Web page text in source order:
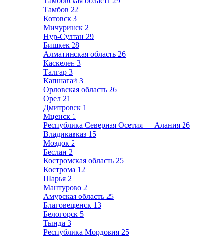
Тамбов 22
Котовск 3
Мичуринск 2
Нур-Султан 29
Бишкек 28
Алматинская область 26
Каскелен 3
Талгар 3
Капшагай 3
Орловская область 26
Орел 21
Дмитровск 1
Мценск 1
Республика Северная Осетия — Алания 26
Владикавказ 15
Моздок 2
Беслан 2
Костромская область 25
Кострома 12
Шарья 2
Мантурово 2
Амурская область 25
Благовещенск 13
Белогорск 5
Тында 3
Республика Мордовия 25